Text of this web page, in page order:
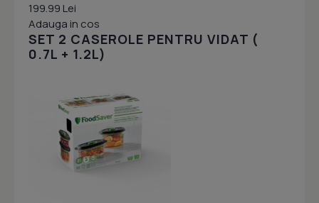
199.99 Lei
Adauga in cos
SET 2 CASEROLE PENTRU VIDAT (
0.7L + 1.2L)